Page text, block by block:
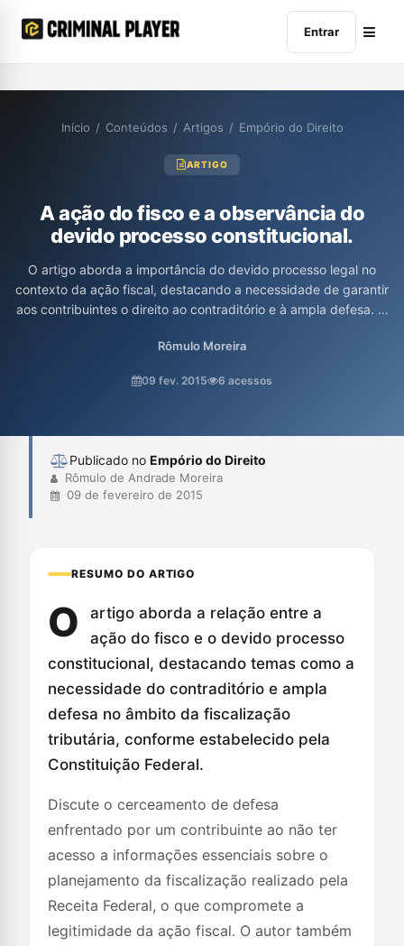
Entrar
Início / Conteúdos / Artigos / Empório do Direito
ARTIGO
A ação do fisco e a observância do
devido processo constitucional.
O artigo aborda a importância do devido processo legal no
contexto da ação fiscal, destacando a necessidade de garantir
aos contribuintes o direito ao contraditório e à ampla defesa. O
desconsiderar tais direitos, evidenciando que a falta de
disso, discute a evolução do conceito de devido processo, sua
Rômulo Moreira
09 fev. 2015 6 acessos
Publicado no Empório do Direito
Rômulo de Andrade Moreira
09 de fevereiro de 2015
RESUMO DO ARTIGO
O
artigo aborda a relação entre a
ação do fisco e o devido processo
constitucional, destacando temas como a
necessidade do contraditório e ampla
defesa no âmbito da fiscalização
tributária, conforme estabelecido pela
Constituição Federal.
Discute o cerceamento de defesa
enfrentado por um contribuinte ao não ter
acesso a informações essenciais sobre o
planejamento da fiscalização realizado pela
Receita Federal, o que compromete a
legitimidade da ação fiscal. O autor também